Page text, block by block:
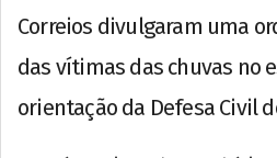
Correios divulgaram uma
das vítimas das chuvas no
orientação da Defesa Civil